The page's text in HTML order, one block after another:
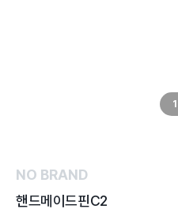
1
NO BRAND
핸드메이드핀C2